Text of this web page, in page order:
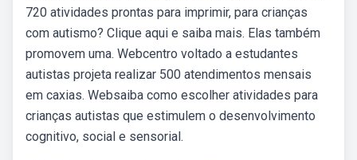
720 atividades prontas para imprimir, para crianças
com autismo? Clique aqui e saiba mais. Elas também
promovem uma. Webcentro voltado a estudantes
autistas projeta realizar 500 atendimentos mensais
em caxias. Websaiba como escolher atividades para
crianças autistas que estimulem o desenvolvimento
cognitivo, social e sensorial.